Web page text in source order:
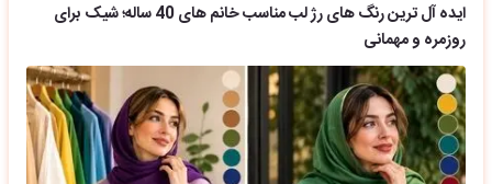
ایده آل ترین رنگ های رژ لب مناسب خانم های 40 ساله؛ شیک برای
روزمره و مهمانی